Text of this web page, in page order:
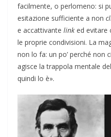
facilmente, o perlomeno: si
esitazione sufficiente a non
e accattivante link ed evitare
le proprie condivisioni. La
non lo fa: un po’ perché non
agisce la trappola mentale
quindi lo è».